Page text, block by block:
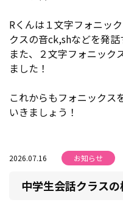
Rくんは１文字フォニッ
クスの音ck,shなどを発
また、２文字フォニック
ました！
これからもフォニックス
いきましょう！
2026.07.16 お知らせ
中学生会話クラス